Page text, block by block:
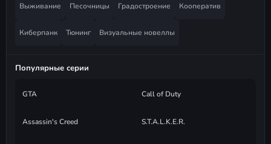
Выживание Песочницы Градостроение Кооператив
Киберпанк Тюнинг Визуальные новеллы
Популярные серии
GTA Call of Duty
Assassin's Creed S.T.A.L.K.E.R.